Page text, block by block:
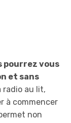
pourrez vous
et sans
radio au lit,
à commencer
non